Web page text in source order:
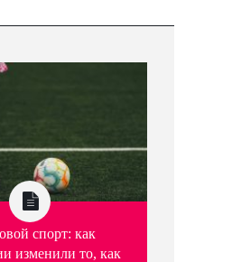
спорт: как
изменили то, как